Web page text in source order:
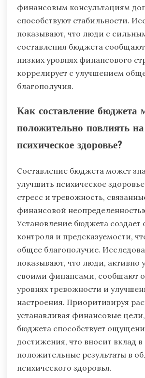
финансовым консультациям
способствуют стабильности.
показывают, что люди с
составления бюджета
низких уровнях финансового
коррелирует с улучшением
благополучия.
Как составление бюджета
положительно повлиять на
психическое здоровье?
Составление бюджета может
улучшить психическое
стресс и тревожность,
финансовой
Установление бюджета
контроля и предсказуемости,
общее благополучие.
показывают, что люди, активно
своими финансами, сообщают о
уровнях тревожности и
настроения. Приоритизируя
устанавливая финансовые
бюджета способствует
достижения, что вносит вклад в
положительные результаты в
психического здоровья.